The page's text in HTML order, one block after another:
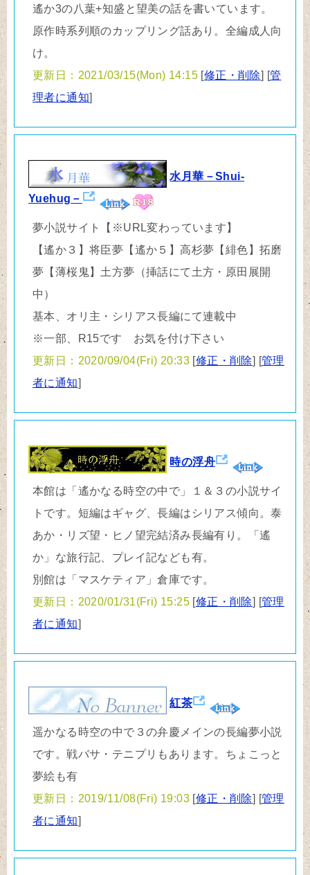
遙か3の八葉+知盛と望美の話を書いています。
原作時系列順のカップリング話あり。全編成人向
け。
更新日：2021/03/15(Mon) 14:15 [修正・削除] [管
理者に通知]
水月華－Shui-
Yuehug－
夢小説サイト【※URL変わっています】
【遙か３】将臣夢【遙か５】高杉夢【緋色】拓磨
夢【薄桜鬼】土方夢（挿話にて土方・原田展開
中）
基本、オリ主・シリアス長編にて連載中
※一部、R15です お気を付け下さい
更新日：2020/09/04(Fri) 20:33 [修正・削除] [管理
者に通知]
時の浮舟
本館は「遙かなる時空の中で」１＆３の小説サイ
トです。短編はギャグ、長編はシリアス傾向。泰
あか・リズ望・ヒノ望完結済み長編有り。「遙
か」な旅行記、プレイ記なども有。
別館は「マスケティア」倉庫です。
更新日：2020/01/31(Fri) 15:25 [修正・削除] [管理
者に通知]
紅茶
遥かなる時空の中で３の弁慶メインの長編夢小説
です。戦バサ・テニプリもあります。ちょこっと
夢絵も有
更新日：2019/11/08(Fri) 19:03 [修正・削除] [管理
者に通知]